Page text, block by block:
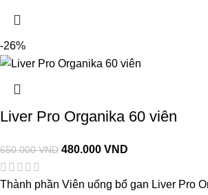
-26%
Liver Pro Organika 60 viên
650.000VND 480.000VND
Thành phần Viên uống bổ gan Liver Pro